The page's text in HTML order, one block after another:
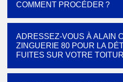
COMMENT PROCÉDER ?
ADRESSEZ-VOUS À ALAIN
ZINGUERIE 80 POUR LA
FUITES SUR VOTRE